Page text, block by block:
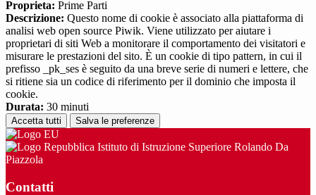
Proprieta: Prime Parti
Descrizione: Questo nome di cookie è associato alla piattaforma di
analisi web open source Piwik. Viene utilizzato per aiutare i
proprietari di siti Web a monitorare il comportamento dei visitatori e
misurare le prestazioni del sito. È un cookie di tipo pattern, in cui il
prefisso _pk_ses è seguito da una breve serie di numeri e lettere, che
si ritiene sia un codice di riferimento per il dominio che imposta il
cookie.
Durata: 30 minuti
Accetta tutti Salva le preferenze
Istituto di Istruzione Superiore Rolando Da
Piazzola
Contatti